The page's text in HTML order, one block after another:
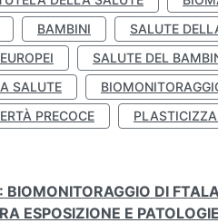
BAMBINI SALUTE
SALUTE DEL
SALUTE
PRECOCE
DI
ESPOSIZIONE E